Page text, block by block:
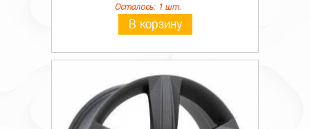
Осталось: 1 шт.
В корзину